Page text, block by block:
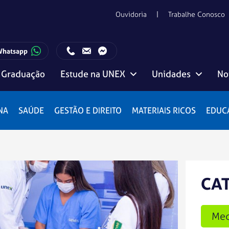
Ouvidoria Trabalhe Conosco
Graduação Estude na UNEX Unidades
SAÚDE GESTÃO E DIREITO MATERIAIS RICOS